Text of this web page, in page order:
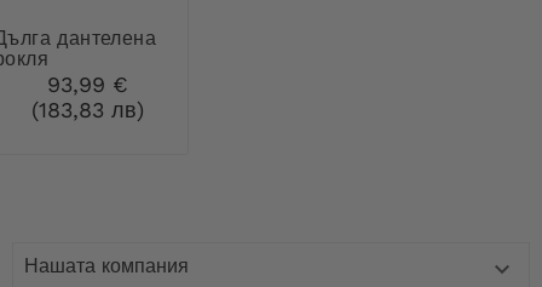
93,99 €
(183,83 лв)
Нашата компания 